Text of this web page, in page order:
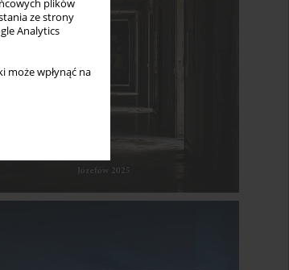
plików
ze strony
Analytics
może wpłynąć na